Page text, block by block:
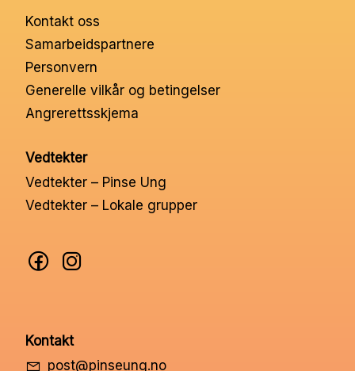
Kontakt oss
Samarbeidspartnere
Personvern
Generelle vilkår og betingelser
Angrerettsskjema
Vedtekter
Vedtekter – Pinse Ung
Vedtekter – Lokale grupper
Kontakt
post@pinseung.no
Nettbutikk
Kontakt oss
Min konto